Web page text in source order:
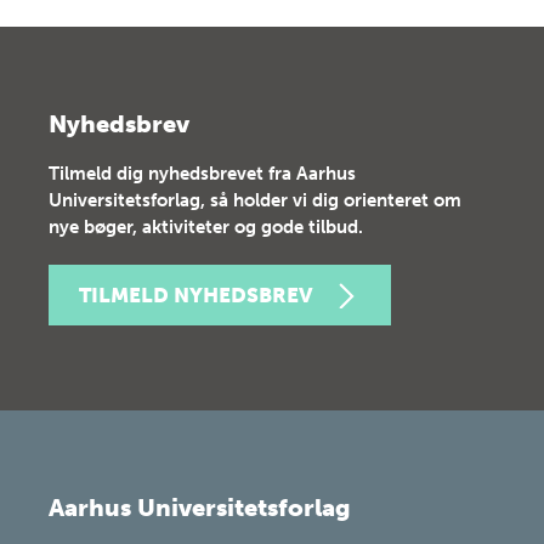
Nyhedsbrev
Tilmeld dig nyhedsbrevet fra Aarhus
Universitetsforlag, så holder vi dig orienteret om
nye bøger, aktiviteter og gode tilbud.
TILMELD NYHEDSBREV
Aarhus Universitetsforlag